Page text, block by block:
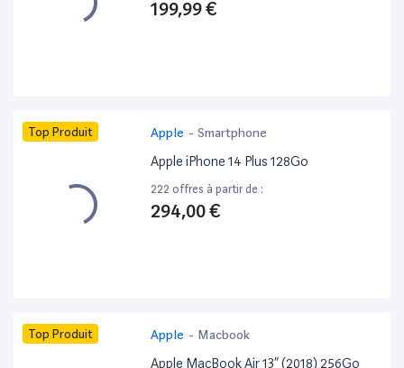
199,99 €
Top Produit Apple - Smartphone
Apple iPhone 14 Plus 128Go
222 offres à partir de :
294,00 €
Top Produit Apple - Macbook
Apple MacBook Air 13” (2018) 256Go